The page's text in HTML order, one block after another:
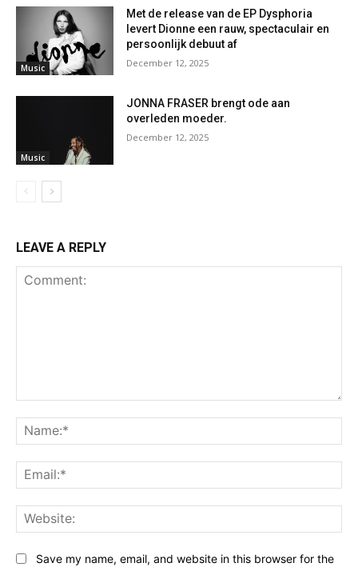
Music
Met de release van de EP Dysphoria
levert Dionne een rauw, spectaculair en
persoonlijk debuut af
December 12, 2025
Music
JONNA FRASER brengt ode aan
overleden moeder.
December 12, 2025
LEAVE A REPLY
Save my name, email, and website in this browser for the